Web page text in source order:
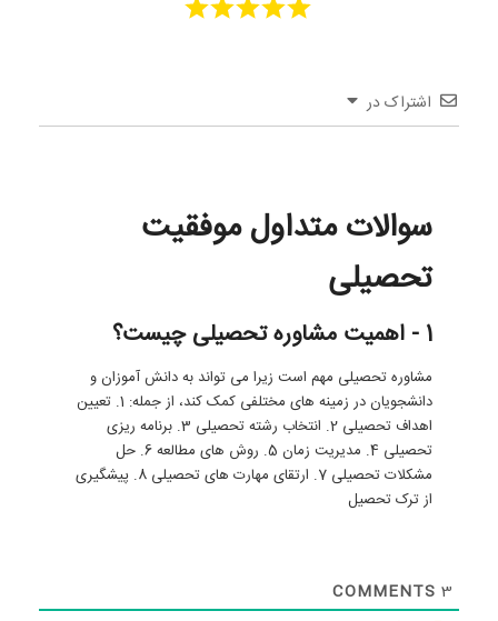
اشتراک در
سوالات متداول موفقیت
تحصیلی
1 - اهمیت مشاوره تحصیلی چیست؟
مشاوره تحصیلی مهم است زیرا می تواند به دانش آموزان و
دانشجویان در زمینه های مختلفی کمک کند، از جمله: 1. تعیین
اهداف تحصیلی 2. انتخاب رشته تحصیلی 3. برنامه ریزی
تحصیلی 4. مدیریت زمان 5. روش های مطالعه 6. حل
مشکلات تحصیلی 7. ارتقای مهارت های تحصیلی 8. پیشگیری
از ترک تحصیل
3
COMMENTS